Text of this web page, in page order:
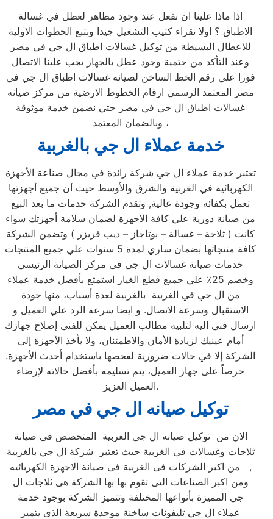
اذا ماذا علينا ان نفعل عند وجود مظاهر لعطل في غسالة
الاطباق ؟ اولا نقراء كتيب التشغيل جيدا ونتبع الخطوات الاولية
للاعطال البسيطة من توكيل غسالات اطباق ال جي في مصر
وعند التأكد من حتمية وجود عطل بالجهاز يجب علينا الاتصال
فورا علي رقم الخط الساخن لصيانه غسالات اطباق ال جي في
مصر المعتمد الرسمي ارقام الخطوط الارضية من مركز صيانه
غسالات اطباق ال جي في مصر حتي نضمن خدمة موثوقة
وبالضمان المعتمد ،
خدمة عملاء ال جي بالغربية
تعتبر خدمة عملاء ال جي شركة رائدة في مجال صناعة الأجهزة
الكهربائية في الغربية والشرق والأوسط حيث أن جميع أجهزتها
تعمل بكفائه وجودة عالية, وتقدم الشركة خدمات ما بعد البيع
من صيانة دورية علي كافة الاجهزة لضمان سلامة أجهزتك سواء
كانت ( ثلاجة – غسالة – بوتاجاز – ديب فريزر ) وتضمن الشركة
كافة منتجاتها بضمان ساري لمدة 5 سنوات علي جميع المنتجات
خدمات صيانة غسالات ال جي في مركز الصيانة الرئيسي
وخصم 25٪ علي جميع قطع الغيار استمتع بأفضل خدمة عملاء
من ال جي في الغربية بالغربية لعدة أسباب، منها جودة
الاستقبال وسرعة الاتصال. و ايضا سرعه الرد علي العميل و
ارسال فني اليه لتلبيه مطالب العميل يمكن للفني إصلاح جهازك
أمام عينيك لزيادة الأمان والاطمئنان، ولا يأخذ الأجهزة إلى
الشركة إلا في حالات ضرورية لفحصها باستخدام أحدث الأجهزة.
حرصاً على جهاز العميل، يتم تسليمه بأفضل حالاته لإرضاء
العميل العزيز.
توكيل صيانه ال جي في مصر
الان من توكيل صيانه ال جي الغربية المتخصص فى صيانة
ثلاجات وغسالات فى الغربية حيث تعتبر شركة ال جي بالغربية
من اكبر الشركات فى الغربية فى صيانة الاجهزة الكهربائيه ,
ومن اكبر الصناعات التى تقوم بها بها الشركة هى ثلاجات ال
جي المميزة بأنواعها المختلفة وتتميز الشركة بوجود خدمة
عملاء ال جي تليفونات ساخنة موحدة سريعة الذى يتميز